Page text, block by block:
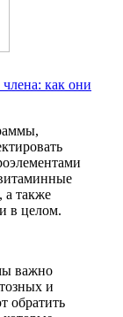
как они
а также
в целом.
важно
и
обратить